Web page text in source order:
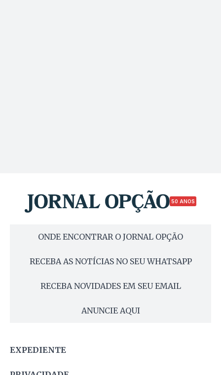
50 ANOS
ONDE ENCONTRAR O JORNAL OPÇÃO
RECEBA AS NOTÍCIAS NO SEU WHATSAPP
RECEBA NOVIDADES EM SEU EMAIL
ANUNCIE AQUI
EXPEDIENTE